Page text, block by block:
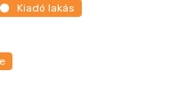
Kiadó lakás